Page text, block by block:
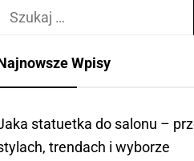
Wpisy
statuetka do salonu –
trendach i wyborze